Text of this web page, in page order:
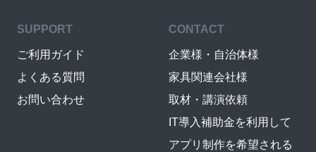
SUPPORT
ご利用ガイド
よくある質問
お問い合わせ
CONTACT
企業様・自治体様
家具関連会社様
取材・講演依頼
IT導入補助金を利用して
アプリ制作を希望される